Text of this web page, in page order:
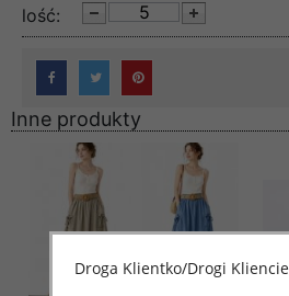
lość:
Inne produkty
Droga Klientko/Drogi